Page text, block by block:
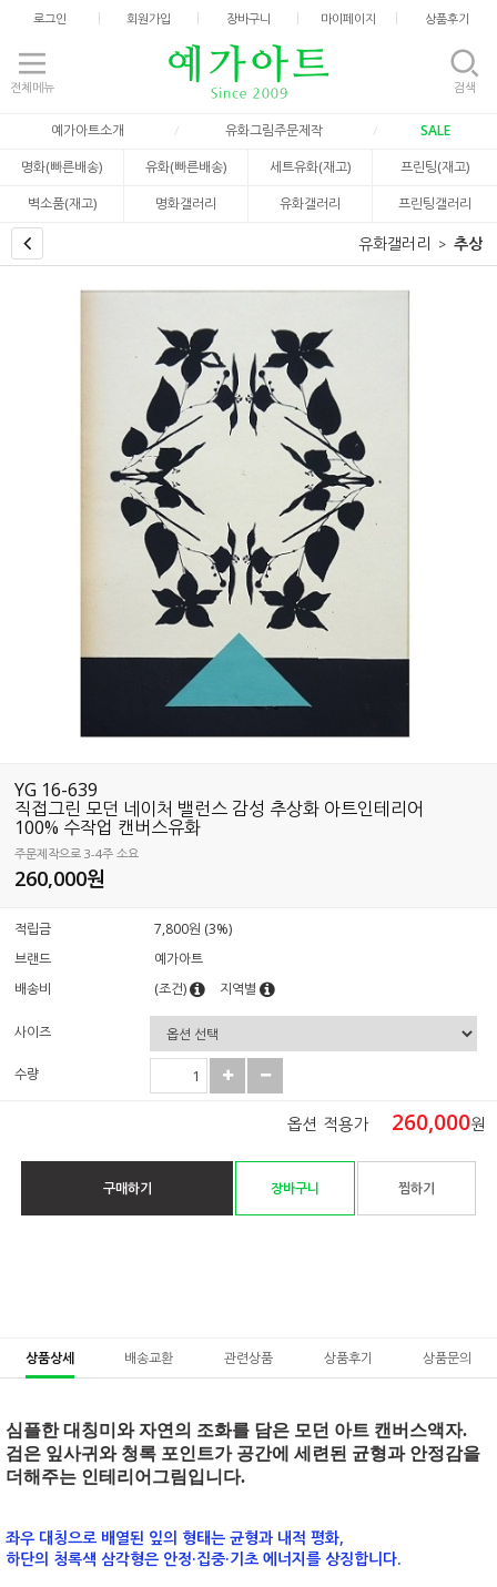
로그인 회원가입 장바구니 마이페이지 상품후기
전체메뉴 검색
예가아트소개 유화그림주문제작
SALE
명화(빠른배송)
유화(빠른배송) 세트유화(재고)
프린팅(재고)
벽소품(재고)
명화갤러리 유화갤러리 프린팅갤러리
유화갤러리 추상
YG 16-639
직접그린 모던 네이처 밸런스 감성 추상화 아트인테리어
100% 수작업 캔버스유화
주문제작으로 3-4주 소요
260,000원
적립금
7,800원 (3%)
브랜드
예가아트
배송비
(조건) 지역별
사이즈
수량
옵션 적용가 260,000원
구매하기 장바구니 찜하기
상품상세 배송교환 관련상품 상품후기 상품문의
심플한 대칭미와 자연의 조화를 담은 모던 아트 캔버스액자.
검은 잎사귀와 청록 포인트가 공간에 세련된 균형과 안정감을
더해주는 인테리어그림입니다.
좌우 대칭으로 배열된 잎의 형태는 균형과 내적 평화,
하단의 청록색 삼각형은 안정·집중·기초 에너지를 상징합니다.